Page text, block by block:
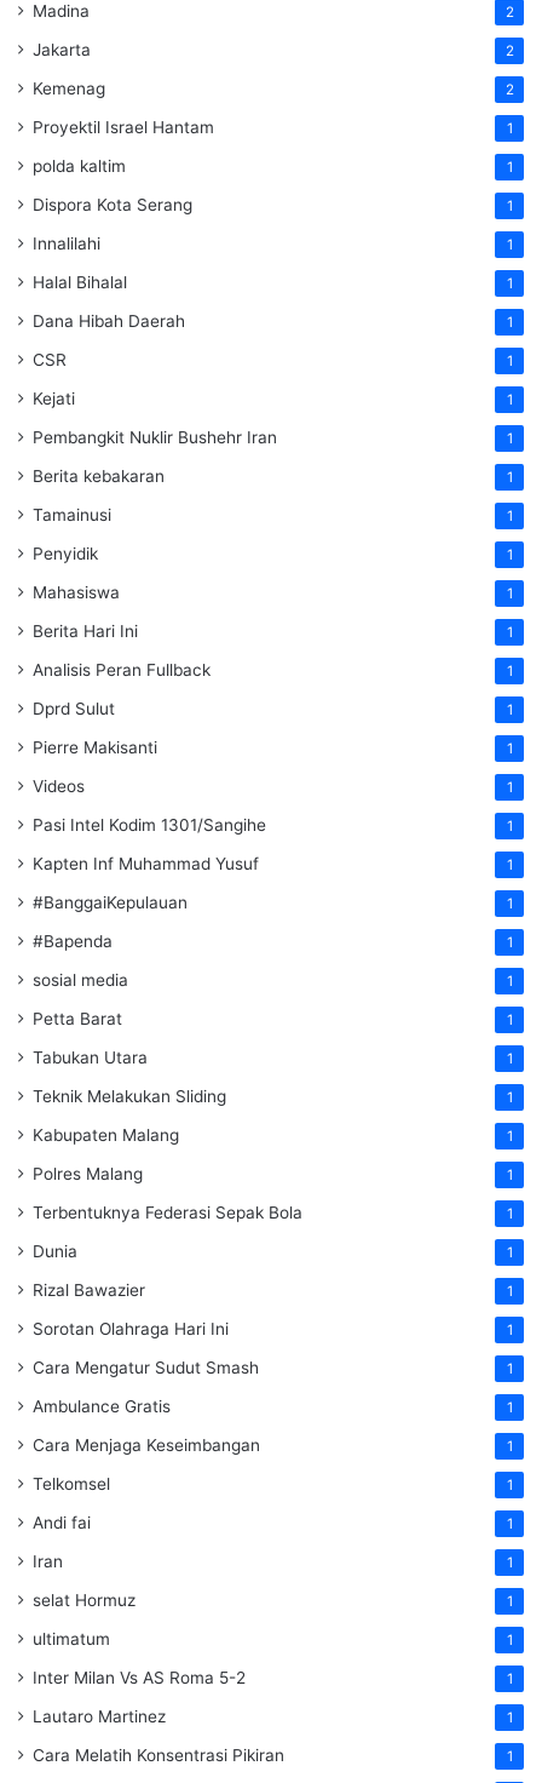
Madina 2
Jakarta 2
Kemenag 2
Proyektil Israel Hantam 1
polda kaltim 1
Dispora Kota Serang 1
Innalilahi 1
Halal Bihalal 1
Dana Hibah Daerah 1
CSR 1
Kejati 1
Pembangkit Nuklir Bushehr Iran 1
Berita kebakaran 1
Tamainusi 1
Penyidik 1
Mahasiswa 1
Berita Hari Ini 1
Analisis Peran Fullback 1
Dprd Sulut 1
Pierre Makisanti 1
Videos 1
Pasi Intel Kodim 1301/Sangihe 1
Kapten Inf Muhammad Yusuf 1
#BanggaiKepulauan 1
#Bapenda 1
sosial media 1
Petta Barat 1
Tabukan Utara 1
Teknik Melakukan Sliding 1
Kabupaten Malang 1
Polres Malang 1
Terbentuknya Federasi Sepak Bola 1
Dunia 1
Rizal Bawazier 1
Sorotan Olahraga Hari Ini 1
Cara Mengatur Sudut Smash 1
Ambulance Gratis 1
Cara Menjaga Keseimbangan 1
Telkomsel 1
Andi fai 1
Iran 1
selat Hormuz 1
ultimatum 1
Inter Milan Vs AS Roma 5-2 1
Lautaro Martinez 1
Cara Melatih Konsentrasi Pikiran 1